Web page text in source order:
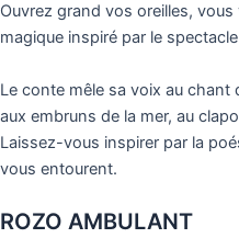
Ouvrez grand vos oreilles,
magique inspiré par le
Le conte mêle sa voix au chant
aux embruns de la mer, au
Laissez-vous inspirer par la
vous entourent.
ROZO AMBULANT